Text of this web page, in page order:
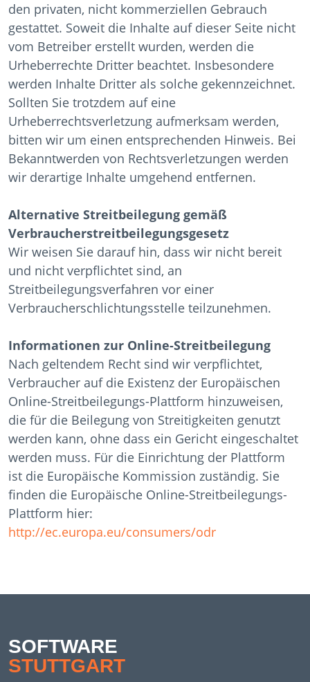
den privaten, nicht kommerziellen Gebrauch
gestattet. Soweit die Inhalte auf dieser Seite nicht
vom Betreiber erstellt wurden, werden die
Urheberrechte Dritter beachtet. Insbesondere
werden Inhalte Dritter als solche gekennzeichnet.
Sollten Sie trotzdem auf eine
Urheberrechtsverletzung aufmerksam werden,
bitten wir um einen entsprechenden Hinweis. Bei
Bekanntwerden von Rechtsverletzungen werden
wir derartige Inhalte umgehend entfernen.
Alternative Streitbeilegung gemäß
Verbraucherstreitbeilegungsgesetz
Wir weisen Sie darauf hin, dass wir nicht bereit
und nicht verpflichtet sind, an
Streitbeilegungsverfahren vor einer
Verbraucherschlichtungsstelle teilzunehmen.
Informationen zur Online-Streitbeilegung
Nach geltendem Recht sind wir verpflichtet,
Verbraucher auf die Existenz der Europäischen
Online-Streitbeilegungs-Plattform hinzuweisen,
die für die Beilegung von Streitigkeiten genutzt
werden kann, ohne dass ein Gericht eingeschaltet
werden muss. Für die Einrichtung der Plattform
ist die Europäische Kommission zuständig. Sie
finden die Europäische Online-Streitbeilegungs-
Plattform hier:
http://ec.europa.eu/consumers/odr
SOFTWARE
STUTTGART